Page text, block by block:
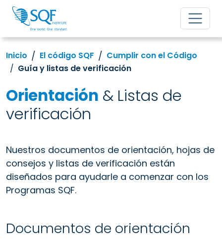
Inicio El código SQF
Cumplir con el Código
Guía y listas de verificación
Orientación & Listas de
verificación
Nuestros documentos de orientación, hojas de
consejos y listas de verificación están
diseñados para ayudarle a comenzar con los
Programas SQF.
Documentos de orientación